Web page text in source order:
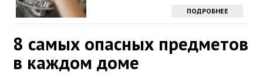
ПОДРОБНЕЕ
8 самых опасных предметов
в каждом доме